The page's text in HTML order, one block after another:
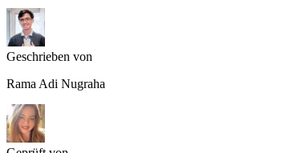
Geschrieben von
Rama Adi Nugraha